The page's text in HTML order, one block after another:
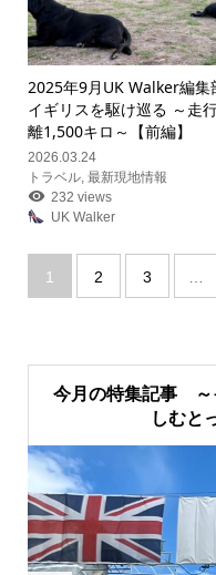
2025年9月UK Walker編集
イギリスを駆け巡る ～走
離1,500キロ～【前編】
2026.03.24
トラベル, 最新現地情報
232 views
UK Walker
1 2 3 …
今月の特集記事 ～
しむと